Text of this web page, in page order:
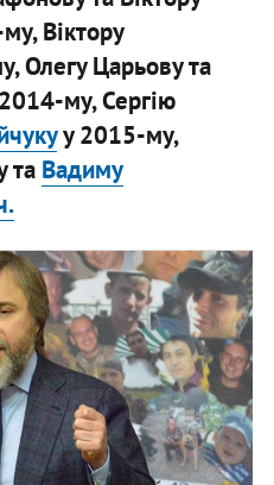
Віктору
Олегу Царьову та
му, Сергію
у 2015-му,
та Вадиму